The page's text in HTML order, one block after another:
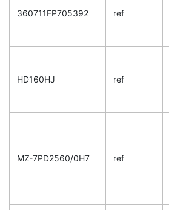
360711FP705392 ref
HD160HJ ref
MZ-7PD2560/0H7 ref